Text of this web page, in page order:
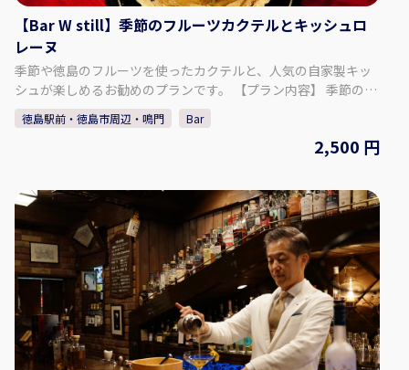
【Bar W still】季節のフルーツカクテルとキッシュロ
レーヌ
季節や徳島のフルーツを使ったカクテルと、人気の自家製キッ
シュが楽しめるお勧めのプランです。 【プラン内容】 季節のフ
ルーツカクテルとキッシュロレーヌ ♢料金 2500円（税込）
1 季節のフルーツカクテル ※複数の中からお選びいただけま
770-0934 徳島県徳島市秋田町１丁目２３ プラザパートⅡ ３階
♢営業時間 月曜～土曜 18:30～1:30 定休日 / 日曜日 (連休時は最
終日) ​ ♢SNS Instagram：barwstill Twitter ：@barwstill 【予
約方法】 カレンダーよりご希望の日時、人数を選択し予約して
ください。 ※当日の予約は、直接お電話ください。
徳島駅前・徳島市周辺・鳴門 Bar
2,500 円